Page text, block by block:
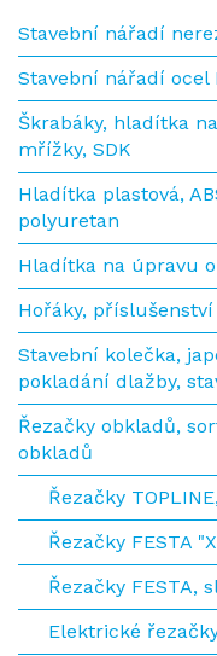
Stavební nářadí
Stavební nářadí ocel
Škrabáky, hladítka
mřížky, SDK
Hladítka plastová,
polyuretan
Hladítka na úpravu
Hořáky, příslušenství
Stavební kolečka,
pokladání dlažby,
Řezačky obkladů,
obkladů
Řezačky
Řezačky FESTA
Řezačky FESTA,
Elektrické